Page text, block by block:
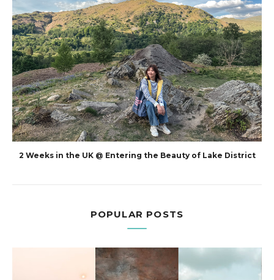
2 Weeks in the UK @ Entering the Beauty of Lake District
POPULAR POSTS